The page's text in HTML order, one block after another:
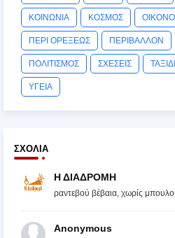
ΚΟΙΝΩΝΙΑ ΚΟΣΜΟΣ
ΠΕΡΙ ΟΡΕΞΕΩΣ ΠΕΡΙΒΑΛΛΟΝ
ΠΟΛΙΤΙΣΜΟΣ ΣΧΕΣΕΙΣ ΤΑΞΙΔΙ
ΥΓΕΙΑ
ΣΧΌΛΙΑ
Η ΔΙΑΔΡΟΜΗ
ραντεβού βέβαια, χωρίς
Anonymous